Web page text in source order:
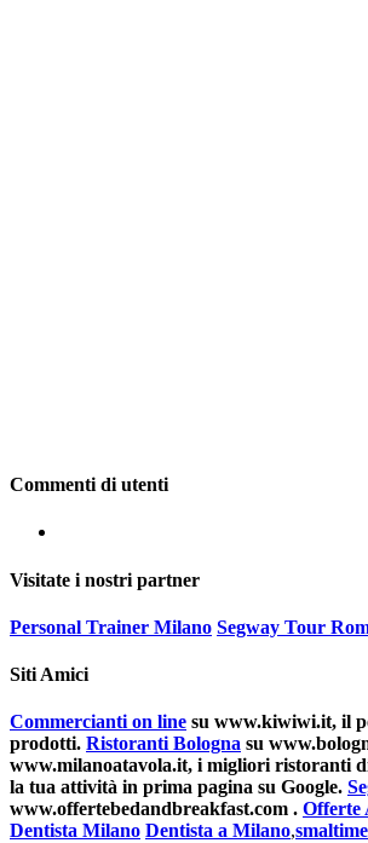
Commenti di utenti
Visitate i nostri partner
Personal Trainer Milano Segway Tour
Siti Amici
Commercianti on line su www.kiwiwi.it, il
prodotti. Ristoranti Bologna su
www.milanoatavola.it, i migliori ristoranti
la tua attività in prima pagina su Google.
www.offertebedandbreakfast.com . Offerte
Dentista Milano Dentista a Milano,